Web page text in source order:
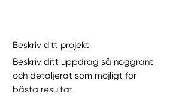
Beskriv ditt projekt
Beskriv ditt uppdrag så noggrant
och detaljerat som möjligt för
bästa resultat.